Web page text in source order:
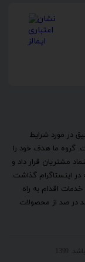
تحقیق در مورد شرایط
گروه ما هدف خود را
مشتریان قرار داد و
اینستاگرام گذاشت.
اقدام به راه
در صد از محصولات
1399